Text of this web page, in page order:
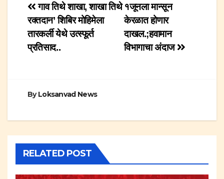
Post
navigation
१जूनला मान्सून
केरळात होणार
दाखल.;हवामान
विभागाचा अंदाज
गाव तिथे शाखा, शाखा तिथे
रक्तदान’ शिबिर मोहिमेला
तारकर्ली येथे उत्स्फूर्त
प्रतिसाद..
ByLoksanvad News
RELATED POST